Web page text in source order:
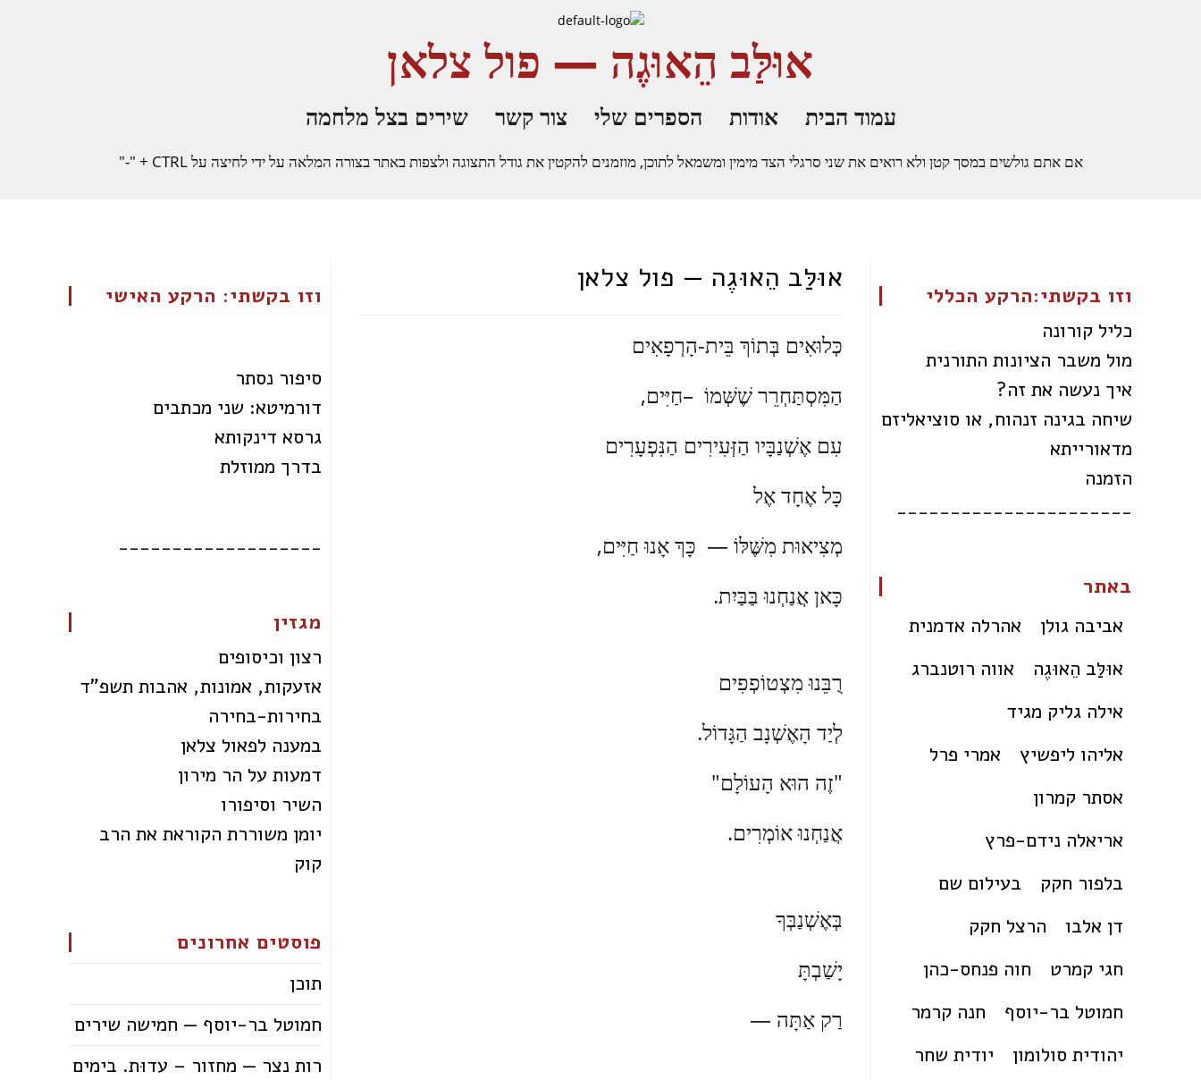
אוּלַּב הֵאוּגֶה — פול צלאן
עמוד הבית אודות הספרים שלי צור קשר שירים בצל מלחמה
אם אתם גולשים במסך קטן ולא רואים את שני סרגלי הצד מימין ומשמאל לתוכן, מוזמנים להקטין את גודל התצוגה ולצפות באתר בצורה המלאה על ידי לחיצה על CTRL + "-"
אוּלַּב הֵאוּגֶה — פול צלאן
כְּלוּאִים בְּתוֹךְ בֵּית-הָרְפָאִים
הַמִּסְתַּחְרֵר שֶׁשְּׁמוֹ –חַיִּים,
עִם אֶשְׁנַבָּיו הַזְּעִירִים הַנִּפְעָרִים
כָּל אֶחָד אֶל
מְצִיאוּת מִשֶּׁלּוֹ — כָּךְ אָנוּ חַיִּים,
כָּאן אֲנַחְנוּ בַּבַּיִת.
רֻבֵּנוּ מִצְטוֹפְפִים
לְיַד הָאֶשְׁנָב הַגָּדוֹל.
"זֶה הוּא הָעוֹלָם"
אֲנַחְנוּ אוֹמְרִים.
בְּאֶשְׁנַבְּךָ
יָשַׁבְתָּ
רַק אַתָּה —
וזו בקשתי: הרקע האישי
סיפור נסתר
דורמיטא: שני מכתבים
גרסא דינקותא
בדרך ממוזלת
___________________
מגזין
רצון וכיסופים
אזעקות, אמונות, אהבות תשפ"ד
בחירות-בחירה
במענה לפאול צלאן
דמעות על הר מירון
השיר וסיפורו
יומן משוררת הקוראת את הרב
קוק
פוסטים אחרונים
תוכן
חמוטל בר-יוסף — חמישה שירים
רות נצר — מחזור – עדוּת. בימים
וזו בקשתי:הרקע הכללי
כליל קורונה
מול משבר הציונות התורנית
איך נעשה את זה?
שיחה בגינה זנהוח, או סוציאליזם
מדאורייתא
הזמנה
______________________
באתר
אביבה גולן
אהרלה אדמנית
אוּלַּב הֵאוּגֶה
אווה רוטנברג
אילה גליק מגיד
אליהו ליפשיץ
אמרי פרל
אסתר קמרון
אריאלה נידם-פרץ
בלפור חקק
בעילום שם
דן אלבו
הרצל חקק
חגי קמרט
חוה פנחס-כהן
חמוטל בר-יוסף
חנה קרמר
יהודית סולומון
יודית שחר